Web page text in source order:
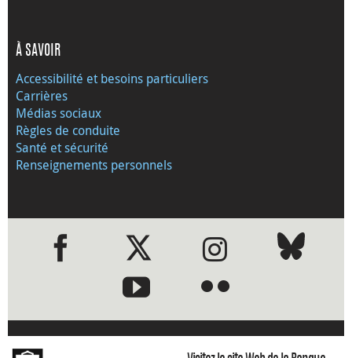
À SAVOIR
Accessibilité et besoins particuliers
Carrières
Médias sociaux
Règles de conduite
Santé et sécurité
Renseignements personnels
●●